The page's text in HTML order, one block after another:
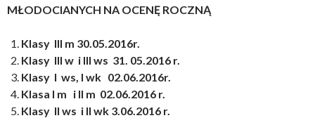
MŁODOCIANYCH NA OCENĘ ROCZNĄ
Klasy III m 30.05.2016r.
Klasy III w i III ws 31. 05.2016 r.
Klasy I ws, I wk 02.06.2016r.
Klasa I m i II m 02.06.2016 r.
Klasy II ws i II wk 3.06.2016 r.